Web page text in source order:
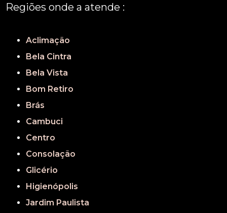
Regiões onde a atende :
Aclimação
Bela Cintra
Bela Vista
Bom Retiro
Brás
Cambuci
Centro
Consolação
Glicério
Higienópolis
Jardim Paulista